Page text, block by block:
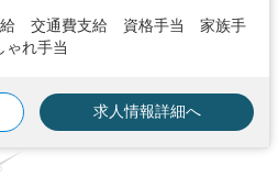
給 交通費支給 資格手当 家族手
れ手当
求人情報詳細へ